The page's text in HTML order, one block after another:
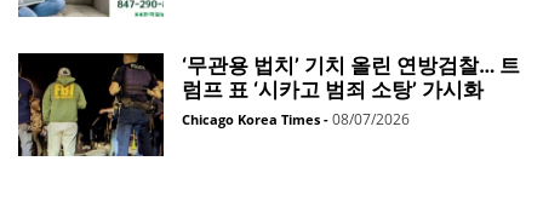
‘무관용 법치’ 기치 올린 연방검찰… 트
럼프 표 ‘시카고 범죄 소탕’ 가시화
Chicago Korea Times - 08/07/2026